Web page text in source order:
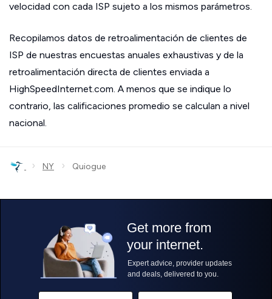
velocidad con cada ISP sujeto a los mismos parámetros.
Recopilamos datos de retroalimentación de clientes de
ISP de nuestras encuestas anuales exhaustivas y de la
retroalimentación directa de clientes enviada a
HighSpeedInternet.com. A menos que se indique lo
contrario, las calificaciones promedio se calculan a nivel
nacional.
› NY › Quiogue